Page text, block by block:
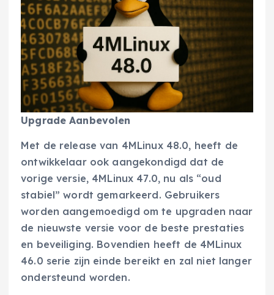
Upgrade Aanbevolen
Met de release van 4MLinux 48.0, heeft de
ontwikkelaar ook aangekondigd dat de
vorige versie, 4MLinux 47.0, nu als “oud
stabiel” wordt gemarkeerd. Gebruikers
worden aangemoedigd om te upgraden naar
de nieuwste versie voor de beste prestaties
en beveiliging. Bovendien heeft de 4MLinux
46.0 serie zijn einde bereikt en zal niet langer
ondersteund worden.